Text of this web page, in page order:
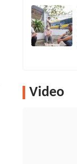
Video